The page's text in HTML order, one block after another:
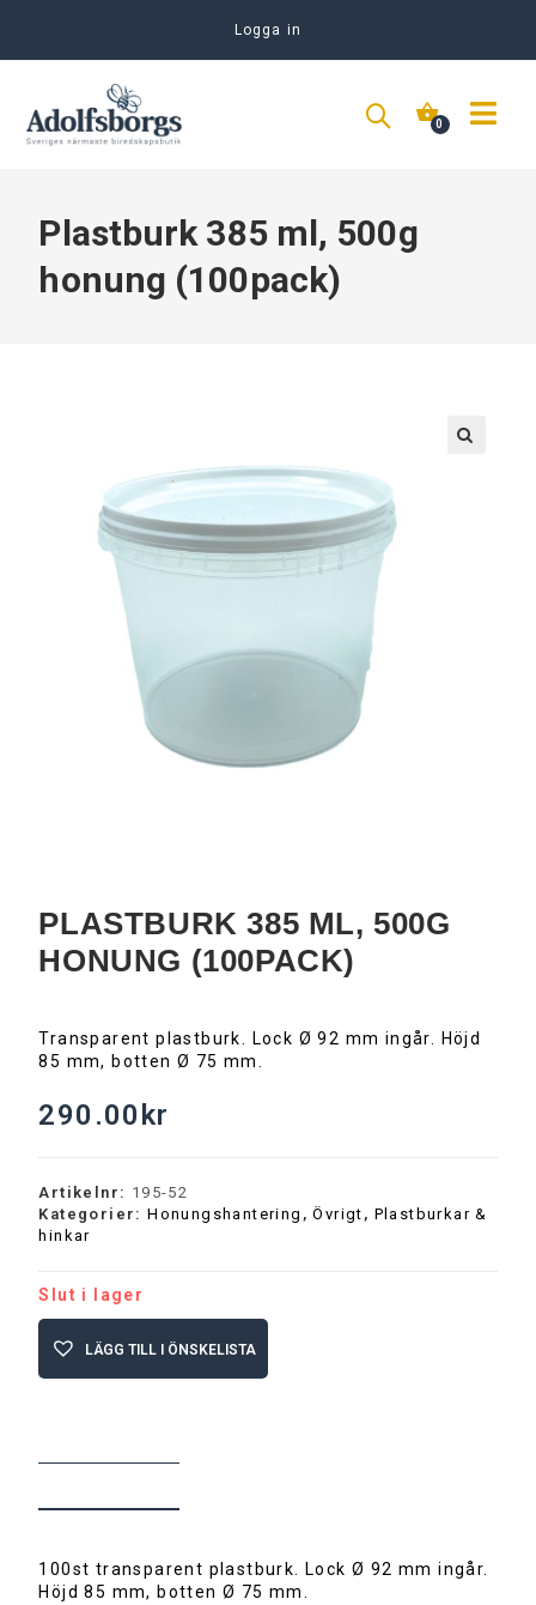
Logga in
Plastburk 385 ml, 500g
honung (100pack)
PLASTBURK 385 ML, 500G
HONUNG (100PACK)
Transparent plastburk. Lock Ø 92 mm ingår. Höjd
85 mm, botten Ø 75 mm.
290.00 kr
Artikelnr: 195-52
Kategorier:Honungshantering ,Övrigt , Plastburkar &
hinkar
Slut i lager
LÄGG TILL I ÖNSKELISTA
100st transparent plastburk. Lock Ø 92 mm ingår.
Höjd 85 mm, botten Ø 75 mm.